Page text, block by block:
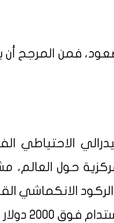
فمن المرجح
الاحتياطي
حول العالم،
الانكماشي
للأوقية.